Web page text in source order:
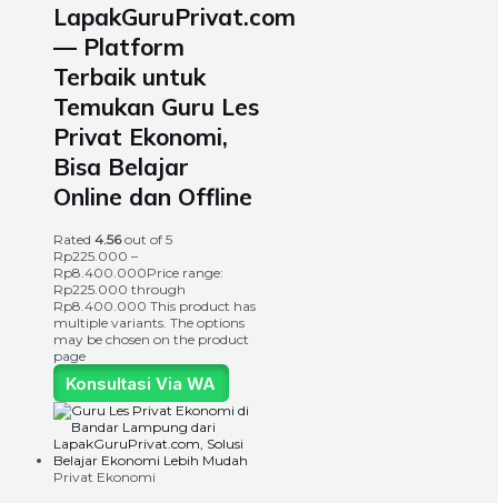
LapakGuruPrivat.com
— Platform
Terbaik untuk
Temukan Guru Les
Privat Ekonomi,
Bisa Belajar
Online dan Offline
Rated 4.56out of 5
Rp225.000 –
Rp8.400.000Price range:
Rp225.000 through
Rp8.400.000 This product has
multiple variants. The options
may be chosen on the product
page
Konsultasi Via WA
Privat Ekonomi